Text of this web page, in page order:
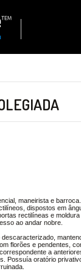
maneirista e
dispostos em
rectilíneas e
ao andar nobre.
florões e pendentes,
a
Possuía oratório